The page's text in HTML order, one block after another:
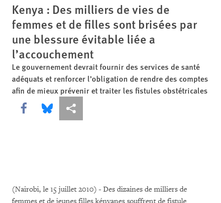
Kenya : Des milliers de vies de
femmes et de filles sont brisées par
une blessure évitable liée a
l’accouchement
Le gouvernement devrait fournir des services de santé
adéquats et renforcer l’obligation de rendre des comptes
afin de mieux prévenir et traiter les fistules obstétricales
Share this via Facebook
Share this via Bluesky
Share this via Partagez
(Nairobi, le 15 juillet 2010) - Des dizaines de milliers de